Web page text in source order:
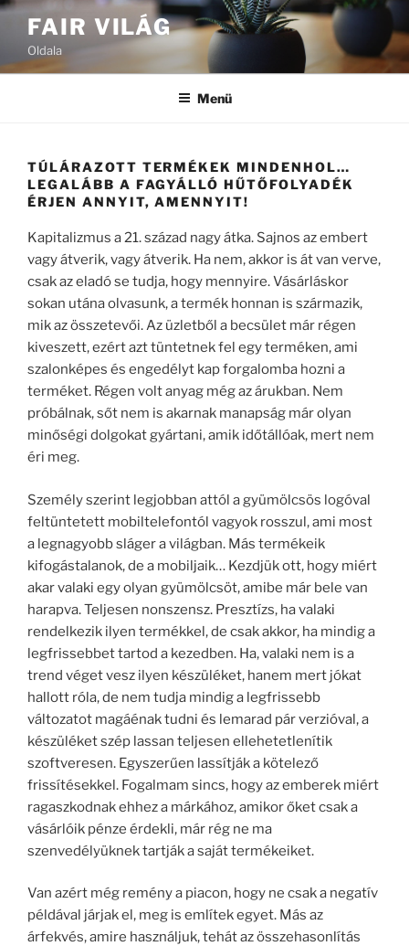
Tartalomhoz
FAIR VILÁG
Oldala
Menü
TÚLÁRAZOTT TERMÉKEK MINDENHOL…
LEGALÁBB A FAGYÁLLÓ HŰTŐFOLYADÉK
ÉRJEN ANNYIT, AMENNYIT!
Kapitalizmus a 21. század nagy átka. Sajnos az embert
vagy átverik, vagy átverik. Ha nem, akkor is át van verve,
csak az eladó se tudja, hogy mennyire. Vásárláskor
sokan utána olvasunk, a termék honnan is származik,
mik az összetevői. Az üzletből a becsület már régen
kiveszett, ezért azt tüntetnek fel egy terméken, ami
szalonképes és engedélyt kap forgalomba hozni a
terméket. Régen volt anyag még az árukban. Nem
próbálnak, sőt nem is akarnak manapság már olyan
minőségi dolgokat gyártani, amik időtállóak, mert nem
éri meg.
Személy szerint legjobban attól a gyümölcsös logóval
feltüntetett mobiltelefontól vagyok rosszul, ami most
a legnagyobb sláger a világban. Más termékeik
kifogástalanok, de a mobiljaik… Kezdjük ott, hogy miért
akar valaki egy olyan gyümölcsöt, amibe már bele van
harapva. Teljesen nonszensz. Presztízs, ha valaki
rendelkezik ilyen termékkel, de csak akkor, ha mindig a
legfrissebbet tartod a kezedben. Ha, valaki nem is a
trend véget vesz ilyen készüléket, hanem mert jókat
hallott róla, de nem tudja mindig a legfrissebb
változatot magáénak tudni és lemarad pár verzióval, a
készüléket szép lassan teljesen ellehetetlenítik
szoftveresen. Egyszerűen lassítják a kötelező
frissítésekkel. Fogalmam sincs, hogy az emberek miért
ragaszkodnak ehhez a márkához, amikor őket csak a
vásárlóik pénze érdekli, már rég ne ma
szenvedélyüknek tartják a saját termékeiket.
Van azért még remény a piacon, hogy ne csak a negatív
példával járjak el, meg is említek egyet. Más az
árfekvés, amire használjuk, tehát az összehasonlítás